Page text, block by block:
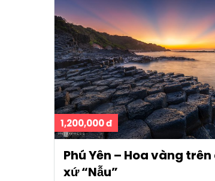
1,200,000 đ
Phú Yên – Hoa vàng
xứ “Nẫu”